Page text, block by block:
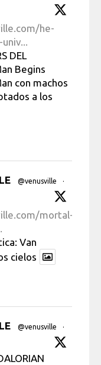
he-
DEL
Begins
con machos
a los
@venusville
·
mortal-
Van
cielos
@venusville
·